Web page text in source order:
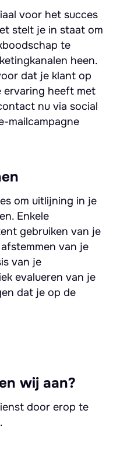
voor het succes
stelt je in staat om
te
heen.
dat je klant op
ervaring heeft met
nu via social
mailcampagne
om uitlijning in je
Enkele
gebruiken van je
van je
van je
evalueren van je
dat je op de
wij aan?
door erop te